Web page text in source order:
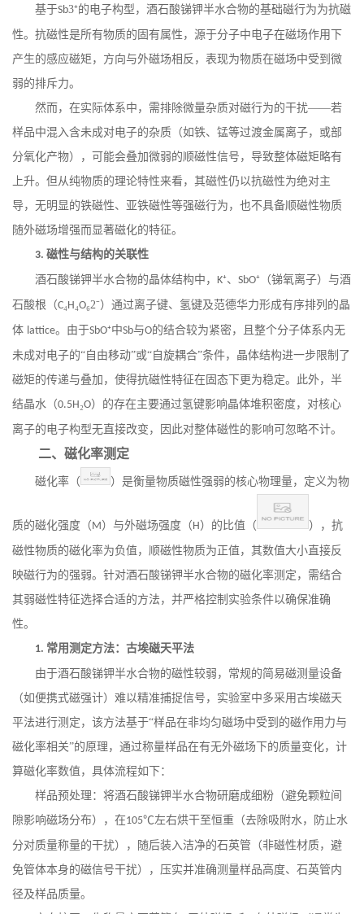
基于Sb3⁺的电子构型，酒石酸锑钾半水合物的基础磁行为为抗磁
性。抗磁性是所有物质的固有属性，源于分子中电子在磁场作用下
产生的感应磁矩，方向与外磁场相反，表现为物质在磁场中受到微
弱的排斥力。
然而，在实际体系中，需排除微量杂质对磁行为的干扰——若
样品中混入含未成对电子的杂质（如铁、锰等过渡金属离子，或部
分氧化产物），可能会叠加微弱的顺磁性信号，导致整体磁矩略有
上升。但从纯物质的理论特性来看，其磁性仍以抗磁性为绝对主
导，无明显的铁磁性、亚铁磁性等强磁行为，也不具备顺磁性物质
随外磁场增强而显著磁化的特征。
3. 磁性与结构的关联性
酒石酸锑钾半水合物的晶体结构中， K⁺、 SbO⁺（锑氧离子）与酒
石酸根（C₄H₄O₆2⁻）通过离子键、氢键及范德华力形成有序排列的晶
体 lattice。由于SbO⁺中Sb与O的结合较为紧密，且整个分子体系内无
未成对电子的“自由移动”或“自旋耦合”条件，晶体结构进一步限制了
磁矩的传递与叠加，使得抗磁性特征在固态下更为稳定。此外，半
结晶水（0.5H₂O）的存在主要通过氢键影响晶体堆积密度，对核心
离子的电子构型无直接改变，因此对整体磁性的影响可忽略不计。
二、磁化率测定
磁化率（ ）是衡量物质磁性强弱的核心物理量，定义为物
质的磁化强度（M）与外磁场强度（H）的比值（ ），抗
磁性物质的磁化率为负值，顺磁性物质为正值，其数值大小直接反
映磁行为的强弱。针对酒石酸锑钾半水合物的磁化率测定，需结合
其弱磁性特征选择合适的方法，并严格控制实验条件以确保准确
性。
1. 常用测定方法：古埃磁天平法
由于酒石酸锑钾半水合物的磁性较弱，常规的简易磁测量设备
（如便携式磁强计）难以精准捕捉信号，实验室中多采用古埃磁天
平法进行测定，该方法基于“样品在非均匀磁场中受到的磁作用力与
磁化率相关”的原理，通过称量样品在有无外磁场下的质量变化，计
算磁化率数值，具体流程如下：
样品预处理：将酒石酸锑钾半水合物研磨成细粉（避免颗粒间
隙影响磁场分布），在105℃左右烘干至恒重（去除吸附水，防止水
分对质量称量的干扰），随后装入洁净的石英管（非磁性材质，避
免管体本身的磁信号干扰），压实并准确测量样品高度、石英管内
径及样品质量。